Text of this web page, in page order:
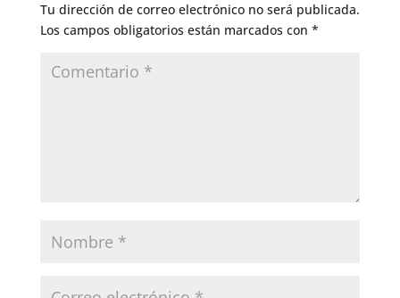
Tu dirección de correo electrónico no será publicada.
Los campos obligatorios están marcados con *